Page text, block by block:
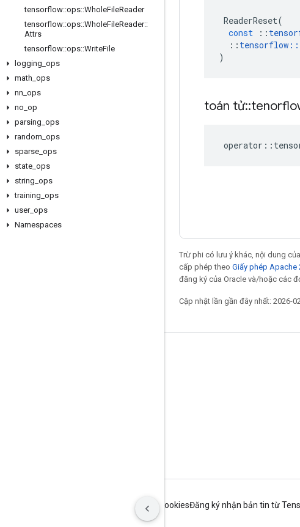
tensorflow::ops::WholeFileReader
tensorflow::ops::WholeFileReader::
Attrs
tensorflow::ops::WriteFile
logging ops
math ops
nn ops
no op
parsing ops
random ops
sparse ops
state ops
string ops
training ops
user_ ops
Namespaces
ReaderReset(
const
::
:: tensorflow ::
)
toán tử::
operator ::
Trừ phi có lưu ý khác, nội dung
cấp phép theo Giấy phép Apache
đăng ký của Oracle và/hoặc các
Cập nhật lần gần đây nhất: 2026-
Manage cookiesĐăng ký nhận bản tin từ